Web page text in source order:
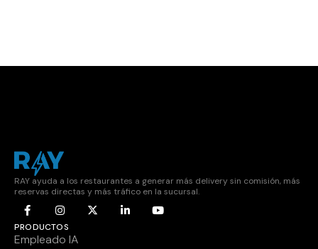
RAY ayuda a los restaurantes a generar más delivery sin comisión, más
reservas directas y más tráfico en la sucursal.
PRODUCTOS
Empleado IA